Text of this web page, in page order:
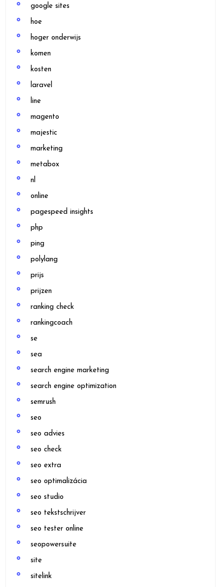
google sites
hoe
hoger onderwijs
komen
kosten
laravel
line
magento
majestic
marketing
metabox
nl
online
pagespeed insights
php
ping
polylang
prijs
prijzen
ranking check
rankingcoach
se
sea
search engine marketing
search engine optimization
semrush
seo
seo advies
seo check
seo extra
seo optimalizácia
seo studio
seo tekstschrijver
seo tester online
seopowersuite
site
sitelink